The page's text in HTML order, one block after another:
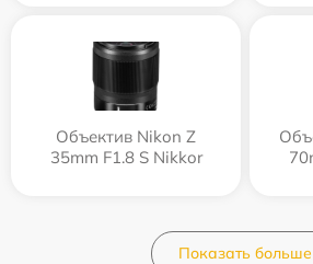
Объектив Nikon Z
35mm F1.8 S Nikkor
Показать больше